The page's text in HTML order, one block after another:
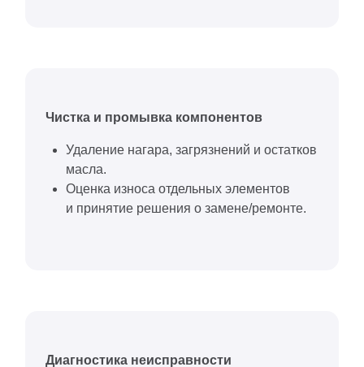
Чистка и промывка компонентов
Удаление нагара, загрязнений и остатков
масла.
Оценка износа отдельных элементов
и принятие решения о замене/ремонте.
Диагностика неисправности